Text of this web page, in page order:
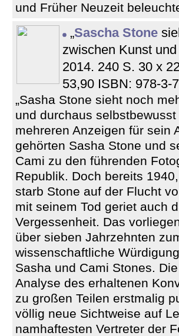
und Früher Neuzeit
„Sascha Stone
zwischen Kunst
2014. 240 S. 30 x
53,90 ISBN: 978-3-
„Sasha Stone sieht noch
und durchaus
mehreren Anzeigen für sein
gehörten Sasha Stone und
Cami zu den führenden
Republik. Doch bereits
starb Stone auf der Flucht
mit seinem Tod geriet auch
Vergessenheit. Das
über sieben Jahrzehnten
wissenschaftliche
Sasha und Cami Stones.
Analyse des erhaltenen
zu großen Teilen erstmalig
völlig neue Sichtweise auf
namhaftesten Vertreter der